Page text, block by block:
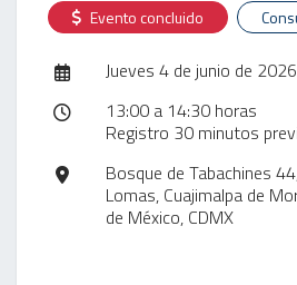
Evento concluido
Jueves 4 de junio de 2026
13:00 a 14:30 horas
Registro 30 minutos
Bosque de Tabachines
Lomas, Cuajimalpa de
de México, CDMX